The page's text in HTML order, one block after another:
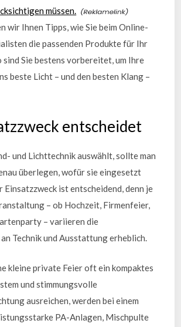
müssen.
wir Ihnen Tipps, wie Sie beim Online-
die passenden Produkte für Ihr
sind Sie bestens vorbereitet, um Ihre
beste Licht – und den besten Klang –
entscheidet
und Lichttechnik auswählt, sollte man
überlegen, wofür sie eingesetzt
Einsatzzweck ist entscheidend, denn je
– ob Hochzeit, Firmenfeier,
– variieren die
Technik und Ausstattung erheblich.
kleine private Feier oft ein kompaktes
und stimmungsvolle
ausreichen, werden bei einem
PA-Anlagen, Mischpulte